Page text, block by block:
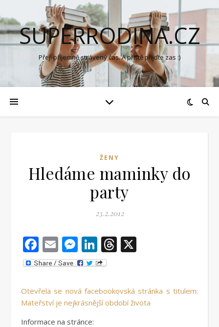
SUPERRODINA.CZ
Přeji příjemně strávený čas. A příště přijďte zas :)
ŽENY
Hledáme maminky do
party
23.2.2012
Facebook
EmailMessenger
LinkedIn
Threads
Otevřela se nová facebookovská stránka s titulem:
Mateřství je nejkrásnější období života
Informace na stránce: